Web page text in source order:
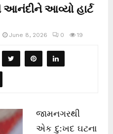
આનંદીને આવ્યો હાર્ટ
June 8, 2026 0 19
જામનગરથી
એક દુ:ખદ ઘટના